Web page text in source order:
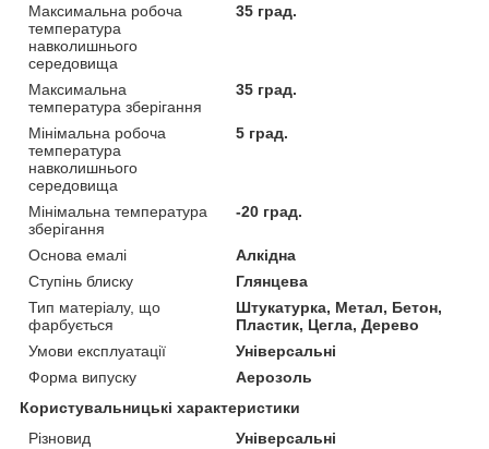
Максимальна робоча
температура
навколишнього
середовища
35 град.
Максимальна
температура зберігання
35 град.
Мінімальна робоча
температура
навколишнього
середовища
5 град.
Мінімальна температура
зберігання
-20 град.
Основа емалі
Алкідна
Ступінь блиску
Глянцева
Тип матеріалу, що
фарбується
Штукатурка, Метал, Бетон,
Пластик, Цегла, Дерево
Умови експлуатації
Універсальні
Форма випуску
Аерозоль
Користувальницькі характеристики
Різновид
Універсальні